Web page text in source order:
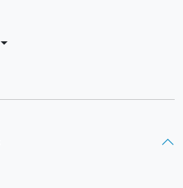
arrow_drop_down